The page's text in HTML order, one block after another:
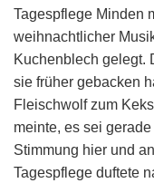
Tagespflege Minden
weihnachtlicher
Kuchenblech gelegt.
sie früher gebacken
Fleischwolf zum
meinte, es sei
Stimmung hier und
Tagespflege duftete